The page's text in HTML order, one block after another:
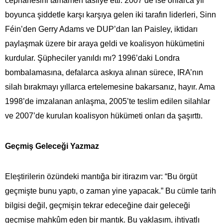
boyunca şiddetle karşı karşıya gelen iki tarafın liderleri, Sinn
Féin’den Gerry Adams ve DUP’dan Ian Paisley, iktidarı
paylaşmak üzere bir araya geldi ve koalisyon hükümetini
kurdular. Şüpheciler yanıldı mı? 1996’daki Londra
bombalamasına, defalarca askıya alınan sürece, IRA’nın
silah bırakmayı yıllarca ertelemesine bakarsanız, hayır. Ama
1998’de imzalanan anlaşma, 2005’te teslim edilen silahlar
ve 2007’de kurulan koalisyon hükümeti onları da şaşırttı.
Geçmiş Geleceği Yazmaz
Eleştirilerin özündeki mantığa bir itirazım var: “Bu örgüt
geçmişte bunu yaptı, o zaman yine yapacak.” Bu cümle tarih
bilgisi değil, geçmişin tekrar edeceğine dair geleceği
geçmişe mahkûm eden bir mantık. Bu yaklaşım, ihtiyatlı